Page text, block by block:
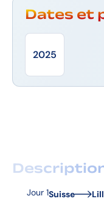
Dates et
2025
Jour 1Suisse